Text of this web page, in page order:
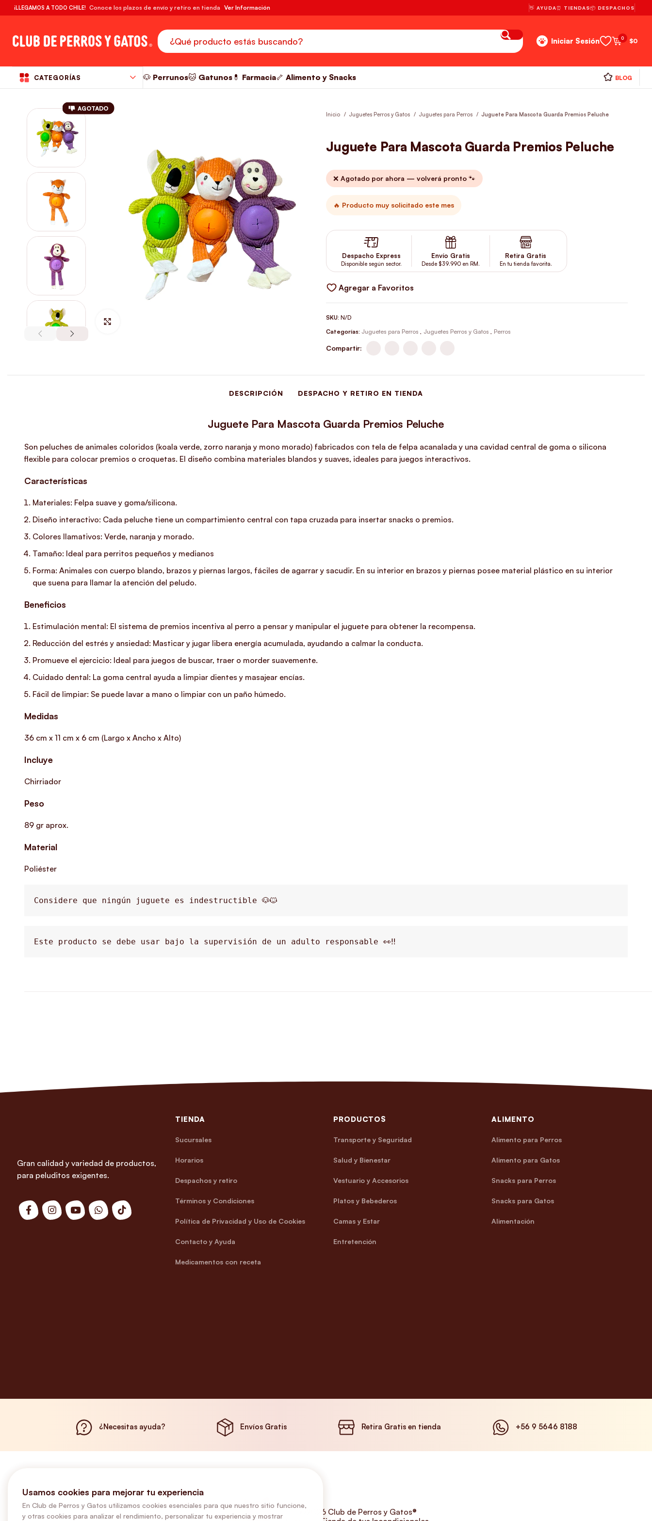
¡LLEGAMOS A TODO CHILE! Conoce los plazos de envío y retiro en tienda Ver Información 👋 AYUDA⏰ TIENDAS📦 DESPACHOS
Iniciar Sesión 0 $0
CATEGORÍAS 🐶 Perrunos🐱 Gatunos 💊 Farmacia🦴 Alimento y Snacks BLOG
AGOTADO
Inicio Juguetes Perros y Gatos Juguetes para Perros Juguete Para Mascota Guarda Premios Peluche
Juguete Para Mascota Guarda Premios Peluche
❌ Agotado por ahora — volverá pronto 🐾
🔥 Producto muy solicitado este mes
Despacho Express
Disponible según sector.
Envío Gratis
Desde $39.990 en RM.
Retira Gratis
En tu tienda favorita.
Agregar a Favoritos
SKU: N/D
Categorías: Juguetes para Perros , Juguetes Perros y Gatos , Perros
Compartir:
DESCRIPCIÓN DESPACHO Y RETIRO EN TIENDA
Juguete Para Mascota Guarda Premios Peluche
Son peluches de animales coloridos (koala verde, zorro naranja y mono morado) fabricados con tela de felpa acanalada y una cavidad central de goma o silicona
flexible para colocar premios o croquetas. El diseño combina materiales blandos y suaves, ideales para juegos interactivos.
Características
Materiales: Felpa suave y goma/silicona.
Diseño interactivo: Cada peluche tiene un compartimiento central con tapa cruzada para insertar snacks o premios.
Colores llamativos: Verde, naranja y morado.
Tamaño: Ideal para perritos pequeños y medianos
Forma: Animales con cuerpo blando, brazos y piernas largos, fáciles de agarrar y sacudir. En su interior en brazos y piernas posee material plástico en su interior
que suena para llamar la atención del peludo.
Beneficios
Estimulación mental: El sistema de premios incentiva al perro a pensar y manipular el juguete para obtener la recompensa.
Reducción del estrés y ansiedad: Masticar y jugar libera energía acumulada, ayudando a calmar la conducta.
Promueve el ejercicio: Ideal para juegos de buscar, traer o morder suavemente.
Cuidado dental: La goma central ayuda a limpiar dientes y masajear encías.
Fácil de limpiar: Se puede lavar a mano o limpiar con un paño húmedo.
Medidas
36 cm x 11 cm x 6 cm (Largo x Ancho x Alto)
Incluye
Chirriador
Peso
89 gr aprox.
Material
Poliéster
Considere que ningún juguete es indestructible 🐶🐱
Este producto se debe usar bajo la supervisión de un adulto responsable 👀‼️
Gran calidad y variedad de productos,
para peluditos exigentes.
TIENDA
Sucursales
Horarios
Despachos y retiro
Términos y Condiciones
Política de Privacidad y Uso de Cookies
Contacto y Ayuda
Medicamentos con receta
PRODUCTOS
Transporte y Seguridad
Salud y Bienestar
Vestuario y Accesorios
Platos y Bebederos
Camas y Estar
Entretención
ALIMENTO
Alimento para Perros
Alimento para Gatos
Snacks para Perros
Snacks para Gatos
Alimentación
¿Necesitas ayuda? Envíos Gratis Retira Gratis en tienda +56 9 5646 8188
©2026 Club de Perros y Gatos®
Usamos cookies para mejorar tu experiencia
En Club de Perros y Gatos utilizamos cookies esenciales para que nuestro sitio funcione,
y otras cookies para analizar el rendimiento, personalizar tu experiencia y mostrar
RM